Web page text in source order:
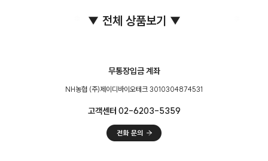
▼ 전체 상품보기 ▼
❅
무통장입금 계좌
NH농협 (주)제이디바이오테크 3010304874531
고객센터 02-6203-5359